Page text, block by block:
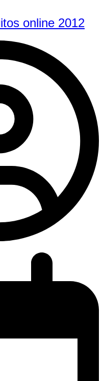
online 2012